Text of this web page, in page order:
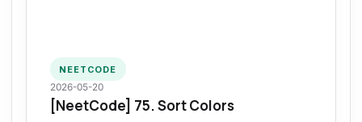
NEETCODE
2026-05-20
[NeetCode] 75. Sort Colors